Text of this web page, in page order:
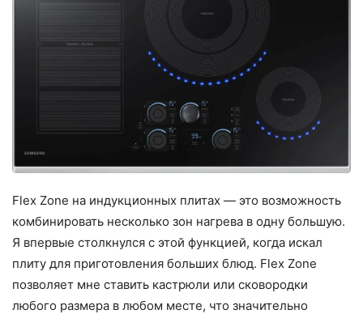
Flex Zone на индукционных плитах — это возможность
комбинировать несколько зон нагрева в одну большую.
Я впервые столкнулся с этой функцией, когда искал
плиту для приготовления больших блюд. Flex Zone
позволяет мне ставить кастрюли или сковородки
любого размера в любом месте, что значительно